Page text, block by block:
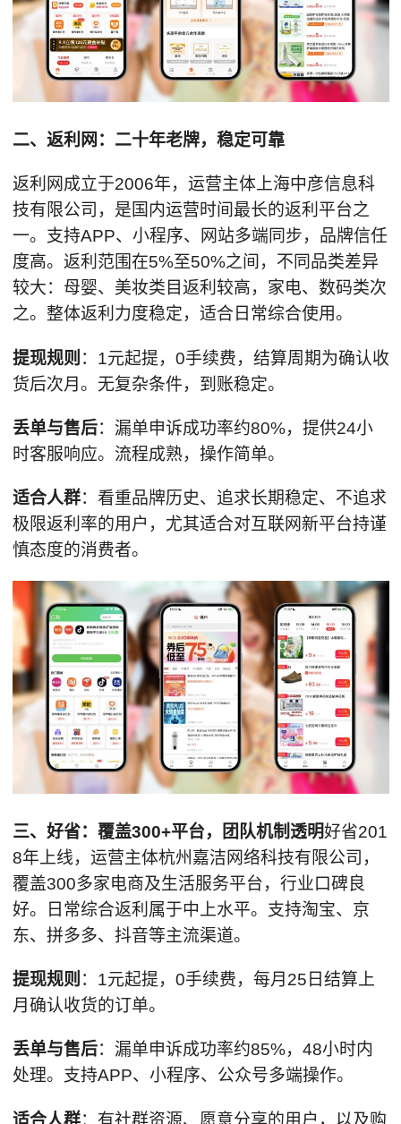
二、 返利网：二十年老牌，稳定可靠
返利网成立于2006年，运营主体上海中彦信息科
技有限公司，是国内运营时间最长的返利平台之
一。支持APP、小程序、网站多端同步，品牌信任
度高。返利范围在5%至50%之间，不同品类差异
较大：母婴、美妆类目返利较高，家电、数码类次
之。整体返利力度稳定，适合日常综合使用。
提现规则 ：1元起提，0手续费，结算周期为确认收
货后次月。无复杂条件，到账稳定。
丢单与售后：漏单申诉成功率约80%，提供24小
时客服响应。流程成熟，操作简单。
适合人群：看重品牌历史、追求长期稳定、不追求
极限返利率的用户，尤其适合对互联网新平台持谨
慎态度的消费者。
三、 好省：覆盖300+平台，团队机制透明好省201
8年上线，运营主体杭州嘉洁网络科技有限公司，
覆盖300多家电商及生活服务平台，行业口碑良
好。日常综合返利属于中上水平。支持淘宝、京
东、拼多多、抖音等主流渠道。
提现规则 ：1元起提，0手续费，每月25日结算上
月确认收货的订单。
丢单与售后：漏单申诉成功率约85%，48小时内
处理。支持APP、小程序、公众号多端操作。
适合人群：有社群资源、愿意分享的用户，以及购